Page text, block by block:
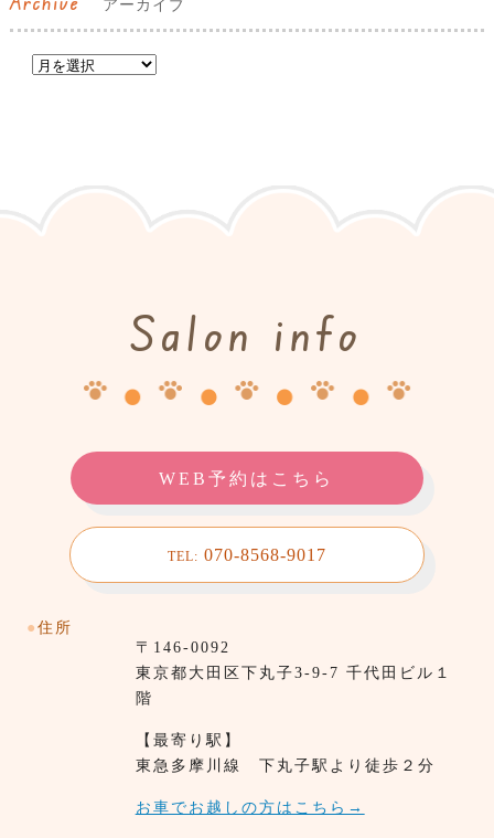
アーカイブ
Salon info
WEB予約はこちら
TEL: 070-8568-9017
● 住所
〒146-0092
東京都⼤田区下丸子3-9-7 千代田ビル１
階
【最寄り駅】
東急多摩川線 下丸子駅より徒歩２分
お車でお越しの方はこちら→